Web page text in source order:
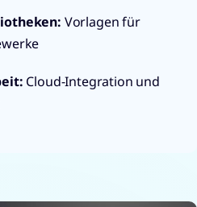
Vorlagen für
Cloud-Integration und